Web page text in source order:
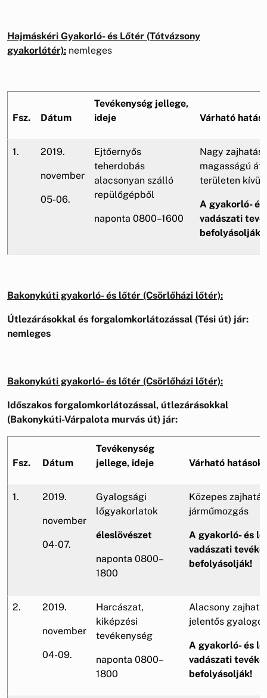
Hajmáskéri Gyakorló- és Lőtér (Tótvázsony
gyakorlótér): nemleges
Fsz. Dátum
Tevékenység jellege,
ideje
Várható
1. 2019.
november
05-06.
Ejtőernyős
teherdobás
alacsonyan szálló
repülőgépből
naponta 0800–1600
Nagy
magasságú
területen kívül
A gyakorló-
vadászati
befolyásolják!
Bakonykúti gyakorló- és lőtér (Csörlőházi lőtér):
Útlezárásokkal és forgalomkorlátozással (Tési út) jár:
nemleges
Bakonykúti gyakorló- és lőtér (Csörlőházi lőtér):
Időszakos forgalomkorlátozással, útlezárásokkal
(Bakonykúti-Várpalota murvás út) jár:
Fsz. Dátum
Tevékenység
jellege, ideje
Várható hatások
1. 2019.
november
04-07.
Gyalogsági
lőgyakorlatok
éleslövészet
naponta 0800–
1800
Közepes
járműmozgás
A gyakorló- és
vadászati
befolyásolják!
2. 2019.
november
04-09.
Harcászat,
kiképzési
tevékenység
naponta 0800–
1800
Alacsony
jelentős
A gyakorló- és
vadászati
befolyásolják!